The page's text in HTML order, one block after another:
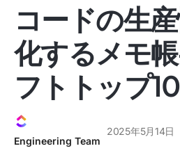
コードの生
化するメモ
フトトップ10
Engineering Team
2025年5月14日